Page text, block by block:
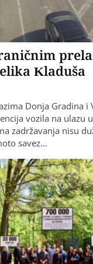
Kladuša
Donja Gradina i
vozila na ulazu
zadržavanja nisu
savez…